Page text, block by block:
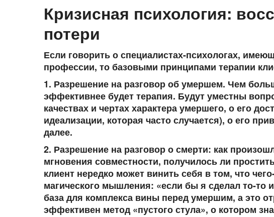
Кризисная психология:
потери
Если говорить о специалистах-психологах,
профессии, то базовыми принципами терапии
1. Разрешение на разговор об умершем. Чем
эффективнее будет терапия. Будут уместны
качествах и чертах характера умершего, о его
идеализации, которая часто случается), о его
далее.
2. Разрешение на разговор о смерти: как
мгновения совместности, получилось ли
клиент нередко может винить себя в том, что
магического мышления: «если бы я сделал то-то
база для комплекса вины перед умершим, а это
эффективен метод «пустого стула», о котором